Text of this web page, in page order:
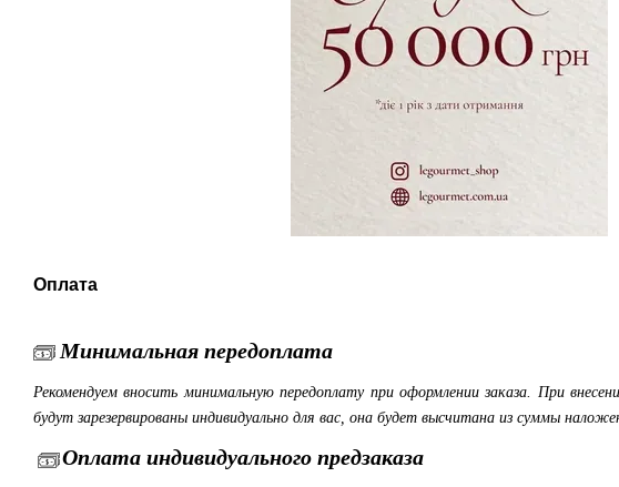
Оплата
Минимальная передоплата
Рекомендуем вносить минимальную передоплату при оформлении заказа. При
будут зарезервированы индивидуально для вас, она будет высчитана из суммы
Оплата индивидуального предзаказа